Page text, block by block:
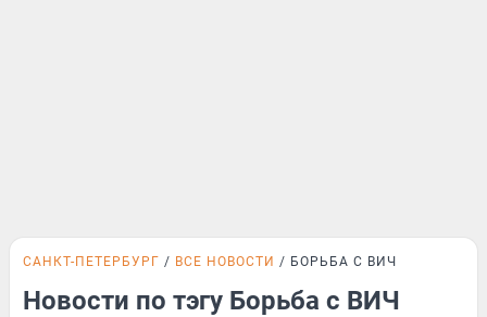
САНКТ-ПЕТЕРБУРГ ВСЕ НОВОСТИ БОРЬБА С ВИЧ
Новости по тэгу Борьба с ВИЧ